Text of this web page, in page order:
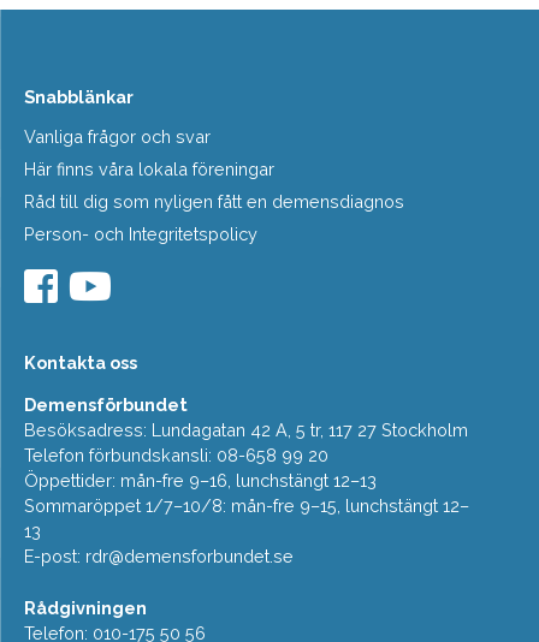
Snabblänkar
Vanliga frågor och svar
Här finns våra lokala föreningar
Råd till dig som nyligen fått en demensdiagnos
Person- och Integritetspolicy
Kontakta oss
Demensförbundet
Besöksadress: Lundagatan 42 A, 5 tr, 117 27 Stockholm
Telefon förbundskansli: 08-658 99 20
Öppettider: mån-fre 9–16, lunchstängt 12–13
Sommaröppet 1/7–10/8: mån-fre 9–15, lunchstängt 12–
13
E-post: rdr@demensforbundet.se
Rådgivningen
Telefon: 010-175 50 56